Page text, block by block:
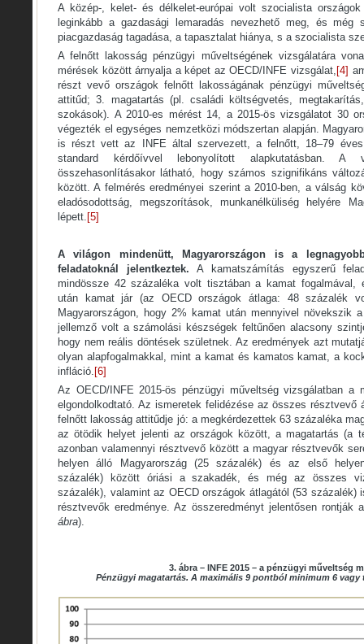
A közép-, kelet- és délkelet-európai volt szocialista
leginkább a gazdasági lemaradás nevezhető meg, és
piacgazdaság tagadása, a tapasztalat hiánya, s a szocialista
A felnőtt lakosság pénzügyi műveltségének vizsgálatára
mérések között árnyalja a képet az OECD/INFE vizsgálat, [4]
részt vevő országok felnőtt lakosságának pénzügyi
attitűd; 3. magatartás (pl. családi költségvetés,
szokások). A 2010-es mérést 14, a 2015-ös vizsgálatot 30
végezték el egységes nemzetközi módszertan alapján.
is részt vett az INFE által szervezett, a felnőtt, 18–79 éves
standard kérdőívvel lebonyolított alapkutatásban. A
összehasonlításakor látható, hogy számos szignifikáns
között. A felmérés eredményei szerint a 2010-ben, a válság
eladósodottság, megszorítások, munkanélküliség helyére
lépett. [5]
A világon mindenütt, Magyarországon is a
feladatoknál jelentkeztek. A kamatszámítás egyszerű
mindössze 42 százaléka volt tisztában a kamat fogalmával,
után kamat jár (az OECD országok átlaga: 48 százalék
Magyarországon, hogy 2% kamat után mennyivel növekszik
jellemző volt a számolási készségek feltűnően alacsony
hogy nem reális döntések születnek. Az eredmények azt
olyan alapfogalmakkal, mint a kamat és kamatos kamat, a
infláció. [6]
Az OECD/INFE 2015-ös pénzügyi műveltség vizsgálatban a
elgondolkodtató. Az ismeretek felidézése az összes résztvevő
felnőtt lakosság attitűdje jó: a megkérdezettek 63 százaléka
az ötödik helyet jelenti az országok között, a magatartás (a
azonban valamennyi résztvevő között a magyar résztvevők
helyen álló Magyarország (25 százalék) és az első
százalék) között óriási a szakadék, és még az összes
százalék), valamint az OECD országok átlagától (53 százalék)
résztvevők eredménye. Az összeredményt jelentősen rontják
ábra).
3. ábra – INFE 2015 – a pénzügyi műveltség
Pénzügyi magatartás. A maximális 9 pontból minimum 6